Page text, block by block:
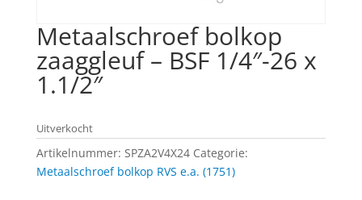
Metaalschroef bolkop
zaaggleuf – BSF 1/4″-26 x
1.1/2″
Uitverkocht
Artikelnummer: SPZA2V4X24 Categorie:
Metaalschroef bolkop RVS e.a. (1751)